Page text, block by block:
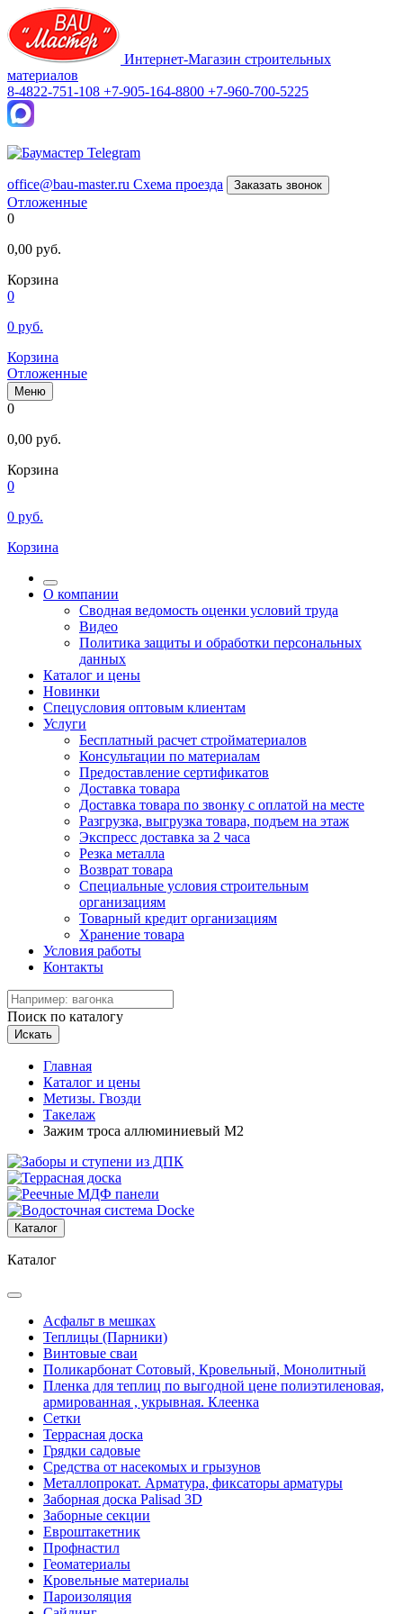
Интернет-Магазин строительных
материалов
8-4822-751-108 +7-905-164-8800 +7-960-700-5225
office@bau-master.ru Схема проезда Заказать звонок
Отложенные
0
0,00 руб.
Корзина
0
0 руб.
Корзина
Отложенные
Меню
0
0,00 руб.
Корзина
0
0 руб.
Корзина
О компании
Сводная ведомость оценки условий труда
Видео
Политика защиты и обработки персональных
данных
Каталог и цены
Новинки
Спецусловия оптовым клиентам
Услуги
Бесплатный расчет стройматериалов
Консультации по материалам
Предоставление сертификатов
Доставка товара
Доставка товара по звонку с оплатой на месте
Разгрузка, выгрузка товара, подъем на этаж
Экспресс доставка за 2 часа
Резка металла
Возврат товара
Специальные условия строительным
организациям
Товарный кредит организациям
Хранение товара
Условия работы
Контакты
Поиск по каталогу
Искать
Главная
Каталог и цены
Метизы. Гвозди
Такелаж
Зажим троса аллюминиевый М2
Каталог
Каталог
Асфальт в мешках
Теплицы (Парники)
Винтовые сваи
Поликарбонат Сотовый, Кровельный, Монолитный
Пленка для теплиц по выгодной цене полиэтиленовая,
армированная , укрывная. Клеенка
Сетки
Террасная доска
Грядки садовые
Средства от насекомых и грызунов
Металлопрокат. Арматура, фиксаторы арматуры
Заборная доска Palisad 3D
Заборные секции
Евроштакетник
Профнастил
Геоматериалы
Кровельные материалы
Пароизоляция